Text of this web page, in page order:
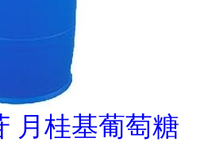
月桂基葡萄糖